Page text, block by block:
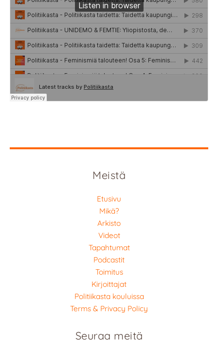
Meistä
Etusivu
Mikä?
Arkisto
Videot
Tapahtumat
Podcastit
Toimitus
Kirjoittajat
Politiikasta kouluissa
Terms & Privacy Policy
Seuraa meitä